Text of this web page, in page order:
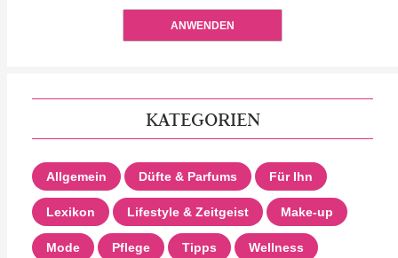
ANWENDEN
KATEGORIEN
Allgemein Düfte & Parfums Für Ihn
Lexikon Lifestyle & Zeitgeist Make-up
Mode Pflege Tipps Wellness